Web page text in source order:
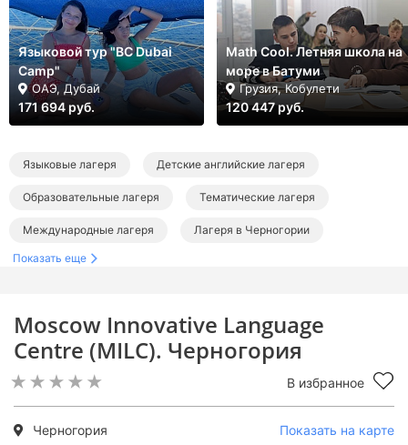
Moscow Innovative Language
Centre (MILC). Черногория
В избранное
Черногория
Показать на карте
Языковой тур "BC Dubai
Camp"
ОАЭ, Дубай
171 694 руб.
Math Cool. Летняя школа на
море в Батуми
Грузия, Кобулети
120 447 руб.
Языковые лагеря Детские английские лагеря
Образовательные лагеря Тематические лагеря
Международные лагеря Лагеря в Черногории
Лагеря за границей
Образовательные лагеря за границей
Тематические лагеря за границей
Показать еще